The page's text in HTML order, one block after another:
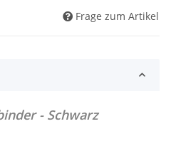
Frage zum Artikel
- Schwarz